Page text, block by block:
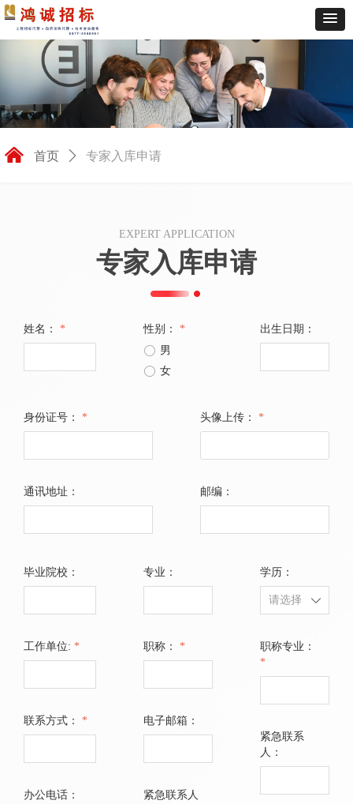
낀 首页 ꄲ 专家入库申请
EXPERT APPLICATION
专家入库申请
姓名： * 性别： *
ꀐ 男
ꀐ 女
出生日期：
身份证号： *
通讯地址：
头像上传： *
片、只支持JPG、PNG
格式
邮编：
毕业院校：
工作单位: *
联系方式： *
办公电话：
专业：
职称： *
电子邮箱：
紧急联系人
学历：
ꄳ
职称专业：
*
紧急联系
人：